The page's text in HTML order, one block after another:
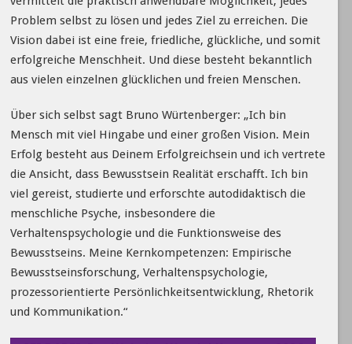
Problem selbst zu lösen und jedes Ziel zu erreichen. Die
Vision dabei ist eine freie, friedliche, glückliche, und somit
erfolgreiche Menschheit. Und diese besteht bekanntlich
aus vielen einzelnen glücklichen und freien Menschen.
Über sich selbst sagt Bruno Würtenberger: „Ich bin
Mensch mit viel Hingabe und einer großen Vision. Mein
Erfolg besteht aus Deinem Erfolgreichsein und ich vertrete
die Ansicht, dass Bewusstsein Realität erschafft. Ich bin
viel gereist, studierte und erforschte autodidaktisch die
menschliche Psyche, insbesondere die
Verhaltenspsychologie und die Funktionsweise des
Bewusstseins. Meine Kernkompetenzen: Empirische
Bewusstseinsforschung, Verhaltenspsychologie,
prozessorientierte Persönlichkeitsentwicklung, Rhetorik
und Kommunikation.“